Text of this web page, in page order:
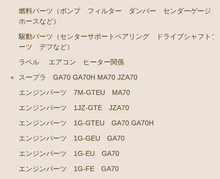
駆動パーツ（センターサポートベアリング ドライブ
シャフトブーツ デフなど）
ウエザーストリップ ワイヤー類
ソアラ GZ20 MZ20 MZ21
エンジンパーツ 7M-GTEU MZ20 MZ21
エンジンパーツ 1G-GTEU GZ20
エンジンパーツ 1G-GEU GZ20
エンジンパーツ 1G-EU GZ20
エンジンパーツ 1G-FE GZ20
燃料パーツ（ポンプ フィルター ダンパー センダーゲージ
ホースなど）
駆動パーツ（センターサポートベアリング ドライブシャフトブ
ーツ デフなど）
ラベル
エアコン ヒーター関係
スープラ GA70 GA70H MA70 JZA70
エンジンパーツ 7M-GTEU MA70
エンジンパーツ 1JZ-GTE JZA70
エンジンパーツ 1G-GTEU GA70 GA70H
エンジンパーツ 1G-GEU GA70
エンジンパーツ 1G-EU GA70
エンジンパーツ 1G-FE GA70